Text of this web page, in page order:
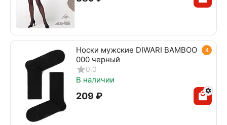
4
Носки мужские DIWARI BAMBOO
000 черный
0.0
В наличии
‍209‍ ₽